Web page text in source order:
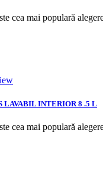
cea mai populară
LAVABIL INTERIOR 8 .5 L
cea mai populară